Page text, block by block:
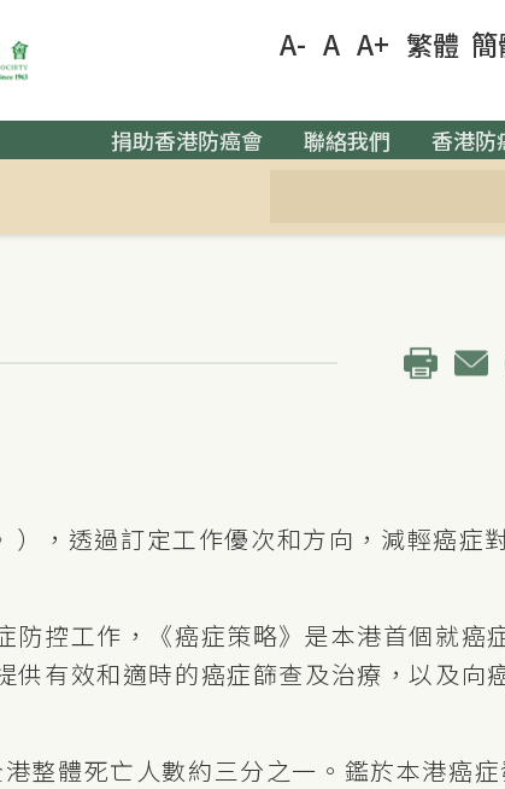
A- A A+ 繁體 簡
捐助香港防癌會 聯絡我們 香港防
，透過訂定工作優次和方向，減輕癌症
控工作，《癌症策略》是本港首個就癌
有效和適時的癌症篩查及治療，以及向
整體死亡人數約三分之一。鑑於本港癌症